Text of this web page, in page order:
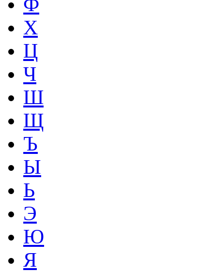
Х
Ц
Ч
Ш
Щ
Ъ
Ы
Ь
Э
Ю
Я